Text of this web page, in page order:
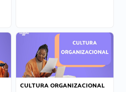
CULTURA ORGANIZACIONAL